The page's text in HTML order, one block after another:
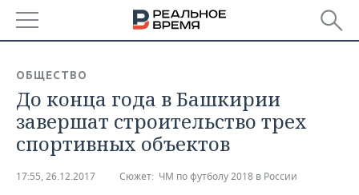
БАШКОРТОСТАН
ТАТАРСТАН
НОВОСТИ
АНАЛИТИКА
ОБЩЕСТВО
До конца года в Башкирии
завершат строительство трех
спортивных объектов
17:55, 26.12.2017 Сюжет: ЧМ по футболу 2018 в России